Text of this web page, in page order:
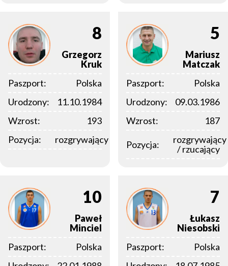
8
Grzegorz
Kruk
Paszport:
Polska
Urodzony:
11.10.1984
Wzrost:
193
Pozycja:
rozgrywający
5
Mariusz
Matczak
Paszport:
Polska
Urodzony:
09.03.1986
Wzrost:
187
Pozycja:
rozgrywający
/ rzucający
10
Paweł
Minciel
Paszport:
Polska
7
Łukasz
Niesobski
Paszport:
Polska